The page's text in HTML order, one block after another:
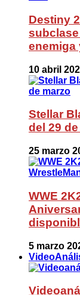
Destiny
enemiga
10 abril
Stellar
del 29
25 marzo
WWE
5 marzo